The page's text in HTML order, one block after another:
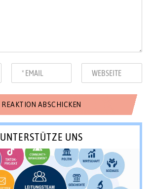
UNTERSTÜTZE UNS